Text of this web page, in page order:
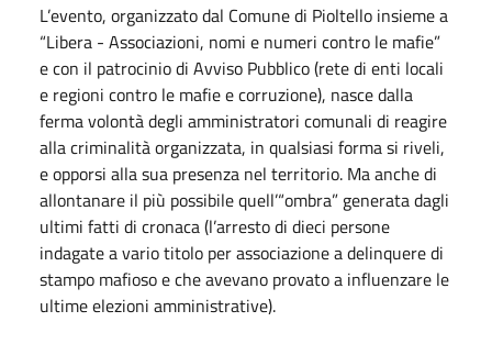
L’evento, organizzato dal Comune di Pioltello insieme a
“Libera - Associazioni, nomi e numeri contro le mafie”
e con il patrocinio di Avviso Pubblico (rete di enti locali
e regioni contro le mafie e corruzione), nasce dalla
ferma volontà degli amministratori comunali di reagire
alla criminalità organizzata, in qualsiasi forma si riveli,
e opporsi alla sua presenza nel territorio. Ma anche di
allontanare il più possibile quell’“ombra” generata dagli
ultimi fatti di cronaca (l’arresto di dieci persone
indagate a vario titolo per associazione a delinquere di
stampo mafioso e che avevano provato a influenzare le
ultime elezioni amministrative).